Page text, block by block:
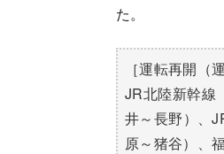
た。
［運転再開（
JR北陸新幹線
井～長野）、
原～猪谷）、